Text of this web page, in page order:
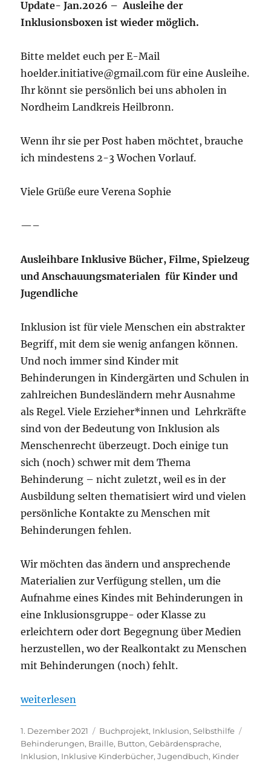
Update- Jan.2026 – Ausleihe der
Inklusionsboxen ist wieder möglich.
Bitte meldet euch per E-Mail
hoelder.initiative@gmail.com für eine Ausleihe.
Ihr könnt sie persönlich bei uns abholen in
Nordheim Landkreis Heilbronn.
Wenn ihr sie per Post haben möchtet, brauche
ich mindestens 2-3 Wochen Vorlauf.
Viele Grüße eure Verena Sophie
—–
Ausleihbare Inklusive Bücher, Filme, Spielzeug
und Anschauungsmaterialen für Kinder und
Jugendliche
Inklusion ist für viele Menschen ein abstrakter
Begriff, mit dem sie wenig anfangen können.
Und noch immer sind Kinder mit
Behinderungen in Kindergärten und Schulen in
zahlreichen Bundesländern mehr Ausnahme
als Regel. Viele Erzieher*innen und Lehrkräfte
sind von der Bedeutung von Inklusion als
Menschenrecht überzeugt. Doch einige tun
sich (noch) schwer mit dem Thema
Behinderung – nicht zuletzt, weil es in der
Ausbildung selten thematisiert wird und vielen
persönliche Kontakte zu Menschen mit
Behinderungen fehlen.
Wir möchten das ändern und ansprechende
Materialien zur Verfügung stellen, um die
Aufnahme eines Kindes mit Behinderungen in
eine Inklusionsgruppe- oder Klasse zu
erleichtern oder dort Begegnung über Medien
herzustellen, wo der Realkontakt zu Menschen
mit Behinderungen (noch) fehlt.
„Inklusionsboxen – Ausleihe wieder möglich!“
weiterlesen
Veröffentlicht
am
1. Dezember 2021 Kategorien
Buchprojekt, Inklusion,Selbsthilfe
Behinderungen, Braille, Button,Gebärdensprache,
Inklusion, Inklusive Kinderbücher,Jugendbuch, Kinder